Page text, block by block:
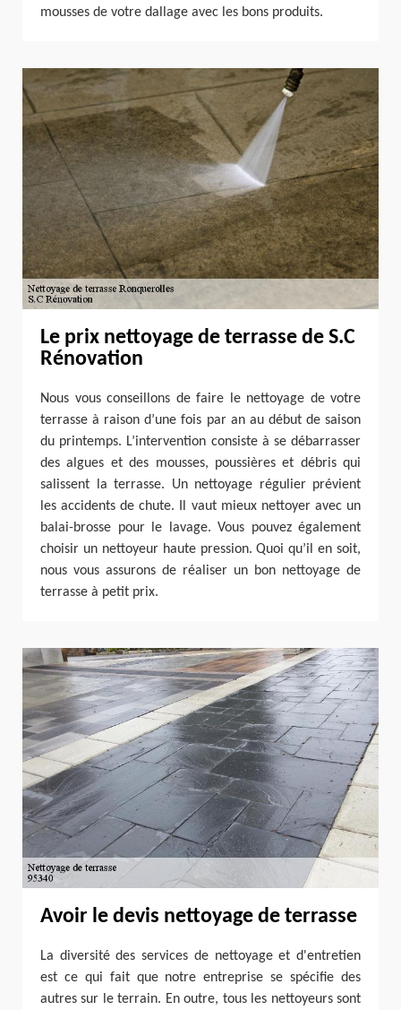
mousses de votre dallage avec les bons produits.
Le prix nettoyage de terrasse de S.C
Rénovation
Nous vous conseillons de faire le nettoyage de votre
terrasse à raison d’une fois par an au début de saison
du printemps. L’intervention consiste à se débarrasser
des algues et des mousses, poussières et débris qui
salissent la terrasse. Un nettoyage régulier prévient
les accidents de chute. Il vaut mieux nettoyer avec un
balai-brosse pour le lavage. Vous pouvez également
choisir un nettoyeur haute pression. Quoi qu’il en soit,
nous vous assurons de réaliser un bon nettoyage de
terrasse à petit prix.
Avoir le devis nettoyage de terrasse
La diversité des services de nettoyage et d'entretien
est ce qui fait que notre entreprise se spécifie des
autres sur le terrain. En outre, tous les nettoyeurs sont